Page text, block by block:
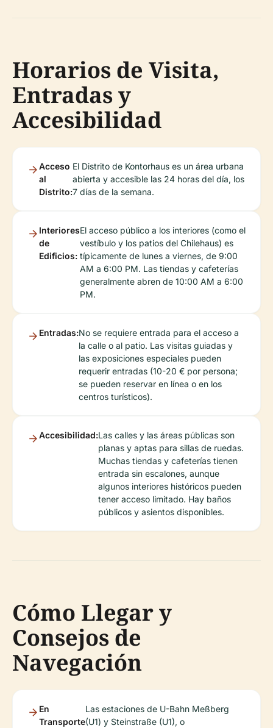
Horarios de Visita,
Entradas y
Accesibilidad
Acceso
al
Distrito:
El Distrito de Kontorhaus es un área urbana
abierta y accesible las 24 horas del día, los
7 días de la semana.
Interiores
de
Edificios:
El acceso público a los interiores (como el
vestíbulo y los patios del Chilehaus) es
típicamente de lunes a viernes, de 9:00
AM a 6:00 PM. Las tiendas y cafeterías
generalmente abren de 10:00 AM a 6:00
PM.
Entradas:No se requiere entrada para el acceso a
la calle o al patio. Las visitas guiadas y
las exposiciones especiales pueden
requerir entradas (10-20 € por persona;
se pueden reservar en línea o en los
centros turísticos).
Accesibilidad:Las calles y las áreas públicas son
planas y aptas para sillas de ruedas.
Muchas tiendas y cafeterías tienen
entrada sin escalones, aunque
algunos interiores históricos pueden
tener acceso limitado. Hay baños
públicos y asientos disponibles.
Cómo Llegar y
Consejos de
Navegación
En
Transporte
Las estaciones de U-Bahn Meßberg
(U1) y Steinstraße (U1), o